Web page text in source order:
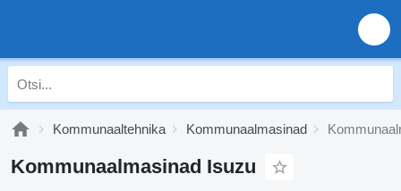
Kommunaaltehnika Kommunaalmasinad
Kommunaalmasinad Isuzu